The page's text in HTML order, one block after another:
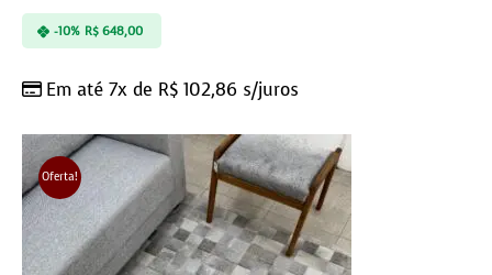
Em até 7x de R$ 102,86 s/juros
-10% R$648,00
Oferta!